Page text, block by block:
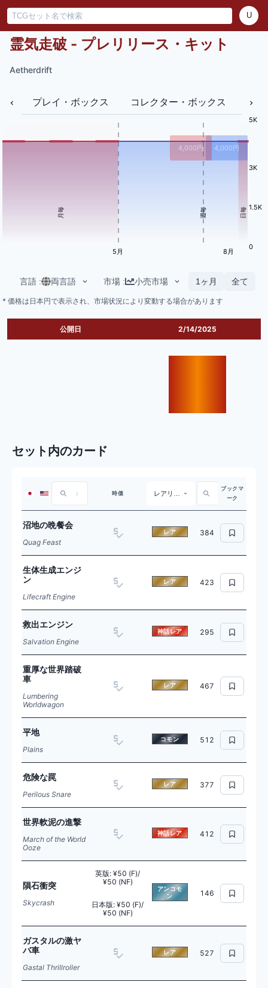
U
霊気走破 - プレリリース・キット
Aetherdrift
プレイ・ボックス コレクター・ボックス バ
月毎 週毎 日毎
0
1.5K
3K
5K
5月 8月
4,000円
4,000円
言語 : 両言語 市場 : 小売市場 1ヶ月 全て
* 価格は日本円で表示され、市場状況により変動する場合があります
公開日 2/14/2025
セット内のカード
時価 レアリティ
ブックマ
ーク
沼地の晩餐会
Quag Feast
レア 384
生体生成エンジ
ン
Lifecraft Engine
レア 423
救出エンジン
Salvation Engine
神話レア 295
重厚な世界踏破
車
Lumbering
Worldwagon
レア 467
平地
Plains
コモン 512
危険な罠
Perilous Snare
レア 377
世界軟泥の進撃
March of the World
Ooze
神話レア 412
隕石衝突
Skycrash
英版: ¥50 (F)/
¥50 (NF)
日本版: ¥50 (F)/
¥50 (NF)
アンコモ
ン
146
ガスタルの激ヤ
バ車
Gastal Thrillroller
レア 527